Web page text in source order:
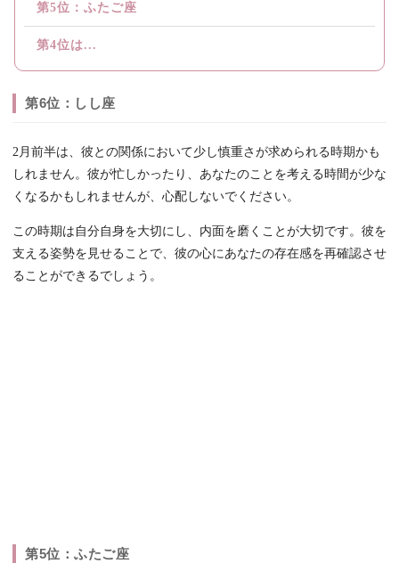
第5位：ふたご座
第4位は...
第6位：しし座
2月前半は、彼との関係において少し慎重さが求められる時期かも
しれません。彼が忙しかったり、あなたのことを考える時間が少な
くなるかもしれませんが、心配しないでください。
この時期は自分自身を大切にし、内面を磨くことが大切です。彼を
支える姿勢を見せることで、彼の心にあなたの存在感を再確認させ
ることができるでしょう。
第5位：ふたご座